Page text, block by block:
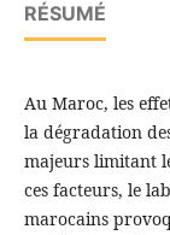
RÉSUMÉ
Au Maroc, les
la dégradation
majeurs limitant
ces facteurs, le
marocains